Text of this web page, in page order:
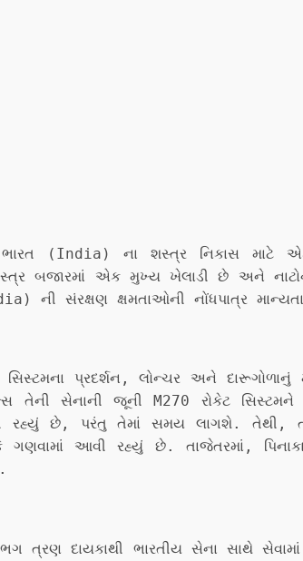
(India) ના શસ્ત્ર નિકાસ માટે
બજારમાં એક મુખ્ય ખેલાડી છે અને
ની સંરક્ષણ ક્ષમતાઓની નોંધપાત્ર
પ્રદર્શન, લોન્ચર અને દારૂગોળાનું
તેની સેનાની જૂની M270 રોકેટ
રહ્યું છે, પરંતુ તેમાં સમય લાગશે. તેથી,
ગણવામાં આવી રહ્યું છે. તાજેતરમાં,
ત્રણ દાયકાથી ભારતીય સેના સાથે